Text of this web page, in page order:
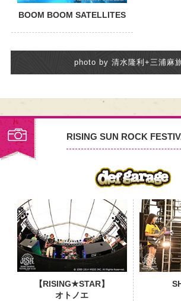
BOOM BOOM SATELLITES
photo by 清水隆利+三浦麻
RISING SUN ROCK
【RISING★STAR】
オトノエ
PHOTO